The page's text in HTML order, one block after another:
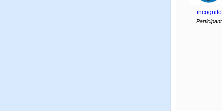
incognito
Participant